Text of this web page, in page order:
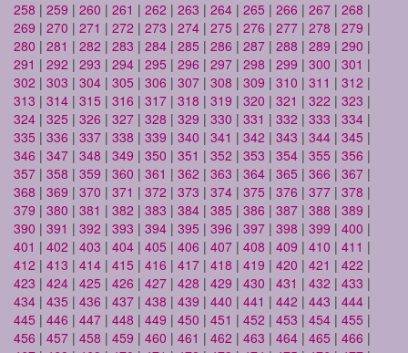
258 | 259 | 260 | 261 | 262 | 263 | 264 | 265 | 266 | 267 | 268 |
269 | 270 | 271 | 272 | 273 | 274 | 275 | 276 | 277 | 278 | 279 |
280 | 281 | 282 | 283 | 284 | 285 | 286 | 287 | 288 | 289 | 290 |
291 | 292 | 293 | 294 | 295 | 296 | 297 | 298 | 299 | 300 | 301 |
302 | 303 | 304 | 305 | 306 | 307 | 308 | 309 | 310 | 311 | 312 |
313 | 314 | 315 | 316 | 317 | 318 | 319 | 320 | 321 | 322 | 323 |
324 | 325 | 326 | 327 | 328 | 329 | 330 | 331 | 332 | 333 | 334 |
335 | 336 | 337 | 338 | 339 | 340 | 341 | 342 | 343 | 344 | 345 |
346 | 347 | 348 | 349 | 350 | 351 | 352 | 353 | 354 | 355 | 356 |
357 | 358 | 359 | 360 | 361 | 362 | 363 | 364 | 365 | 366 | 367 |
368 | 369 | 370 | 371 | 372 | 373 | 374 | 375 | 376 | 377 | 378 |
379 | 380 | 381 | 382 | 383 | 384 | 385 | 386 | 387 | 388 | 389 |
390 | 391 | 392 | 393 | 394 | 395 | 396 | 397 | 398 | 399 | 400 |
401 | 402 | 403 | 404 | 405 | 406 | 407 | 408 | 409 | 410 | 411 |
412 | 413 | 414 | 415 | 416 | 417 | 418 | 419 | 420 | 421 | 422 |
423 | 424 | 425 | 426 | 427 | 428 | 429 | 430 | 431 | 432 | 433 |
434 | 435 | 436 | 437 | 438 | 439 | 440 | 441 | 442 | 443 | 444 |
445 | 446 | 447 | 448 | 449 | 450 | 451 | 452 | 453 | 454 | 455 |
456 | 457 | 458 | 459 | 460 | 461 | 462 | 463 | 464 | 465 | 466 |